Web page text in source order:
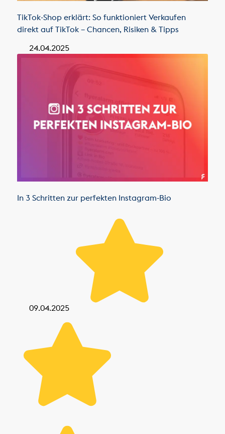
TikTok-Shop erklärt: So funktioniert Verkaufen
direkt auf TikTok – Chancen, Risiken & Tipps
24.04.2025
In 3 Schritten zur perfekten Instagram-Bio
09.04.2025